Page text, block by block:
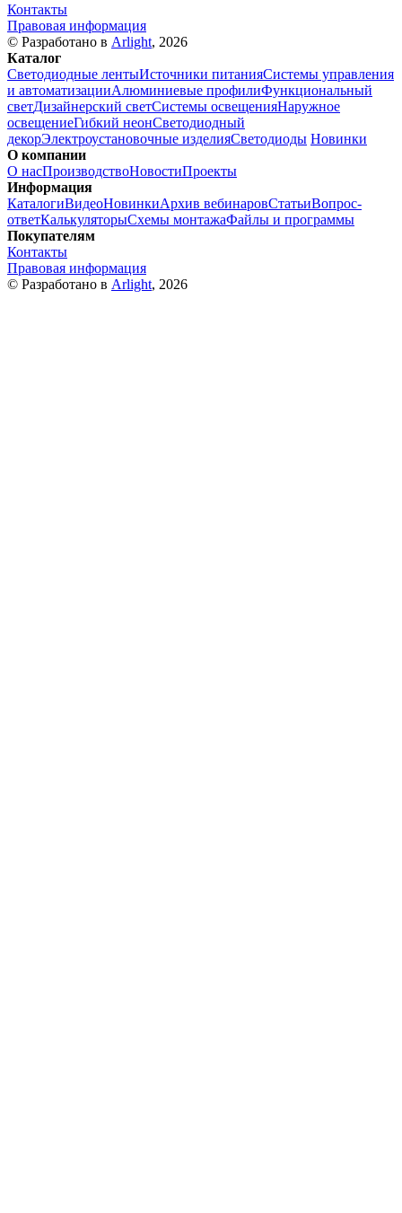
Контакты
Правовая информация
© Разработано в Arlight, 2026
Каталог
Светодиодные лентыИсточники питанияСистемы управления
и автоматизацииАлюминиевые профилиФункциональный
светДизайнерский светСистемы освещенияНаружное
освещениеГибкий неонСветодиодный
декорЭлектроустановочные изделияСветодиоды Новинки
О компании
О насПроизводствоНовостиПроекты
Информация
КаталогиВидеоНовинкиАрхив вебинаровСтатьиВопрос-
ответКалькуляторыСхемы монтажаФайлы и программы
Покупателям
Контакты
Правовая информация
© Разработано в Arlight, 2026